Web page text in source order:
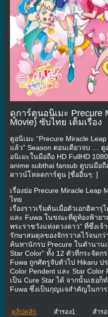
ดูการ์ตูนอนิเมะ Precure
Movie) ซับไทย เต็มเรื่อง
ดูอนิเมะ “Precure Miracle
แล้ว” Season ตอนเดียวจบ …
อนิเมะในมือถือ HD FullHD
anime subthai fansub ดูบนมือ
ดาวน์โหลดการ์ตูน [ชื่ออื่นๆ: ]
เรื่องย่อ Precure Miracle Leap
ไทย
เรื่องราวเริ่มต้นเมื่อตัวเอกฮิคา
และ Fuwa ในขณะที่ดูท้องฟ้ายา
พระราชวังแห่งดวงดาว” ที่ซึ่งเ
รักษาสมดุลของจักรวาลไว้จนกว่
ค้นหานักรบ Precure ในตำนาน
Star Color” ทั้ง 12 ตัวที่กระจัด
Fuwa ถูกศัตรูจับตัวไป Hikaru
Color Pendent และ Star Color
เป็น Cure Star ได้ จากนั้นเธอก็
Fuwa ซึ่งเป็นกุญแจสำคัญในกา
คลิปหลัก สำรอง1 สำร